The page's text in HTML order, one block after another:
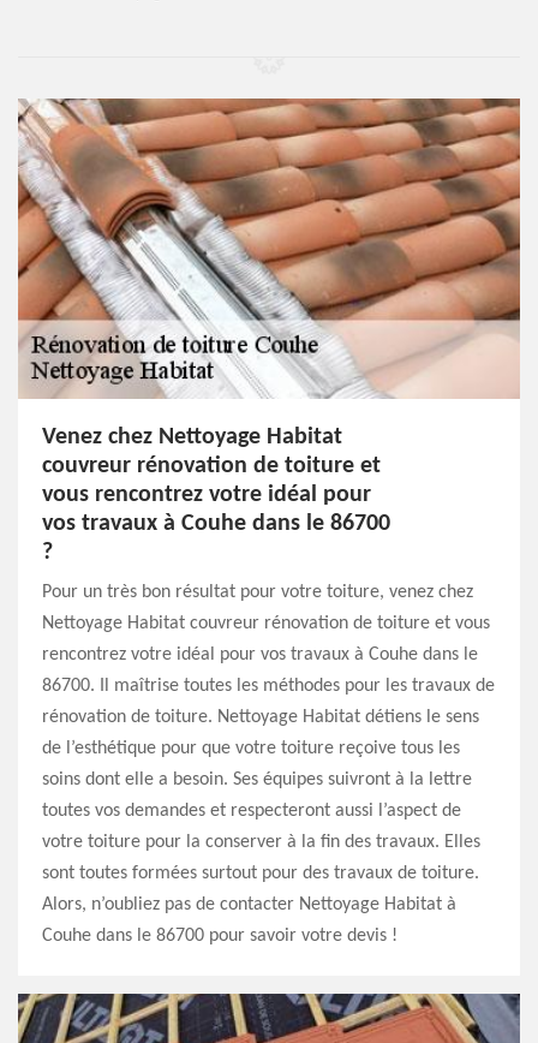
Venez chez Nettoyage Habitat
couvreur rénovation de toiture et
vous rencontrez votre idéal pour
vos travaux à Couhe dans le 86700
?
Pour un très bon résultat pour votre toiture, venez chez
Nettoyage Habitat couvreur rénovation de toiture et vous
rencontrez votre idéal pour vos travaux à Couhe dans le
86700. Il maîtrise toutes les méthodes pour les travaux de
rénovation de toiture. Nettoyage Habitat détiens le sens
de l’esthétique pour que votre toiture reçoive tous les
soins dont elle a besoin. Ses équipes suivront à la lettre
toutes vos demandes et respecteront aussi l’aspect de
votre toiture pour la conserver à la fin des travaux. Elles
sont toutes formées surtout pour des travaux de toiture.
Alors, n’oubliez pas de contacter Nettoyage Habitat à
Couhe dans le 86700 pour savoir votre devis !